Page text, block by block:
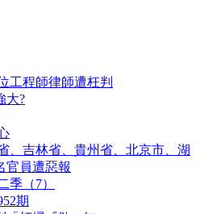
工程師律師遭枉判
大?
、吉林省、貴州省、北京市、湖
官員遭惡報
季（7）
期